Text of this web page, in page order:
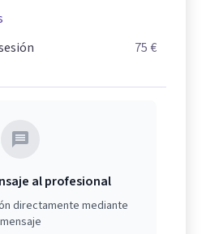
75 €
al profesional
directamente mediante
mensaje